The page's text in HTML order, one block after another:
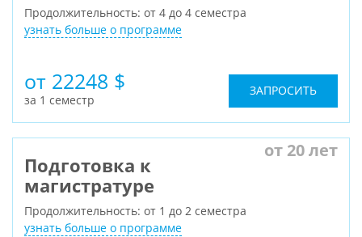
Продолжительность: от 4 до 4 семестра
узнать больше о программе
от 22248 $
за 1 семестр
ЗАПРОСИТЬ
Подготовка к
магистратуре
от 20 лет
Продолжительность: от 1 до 2 семестра
узнать больше о программе